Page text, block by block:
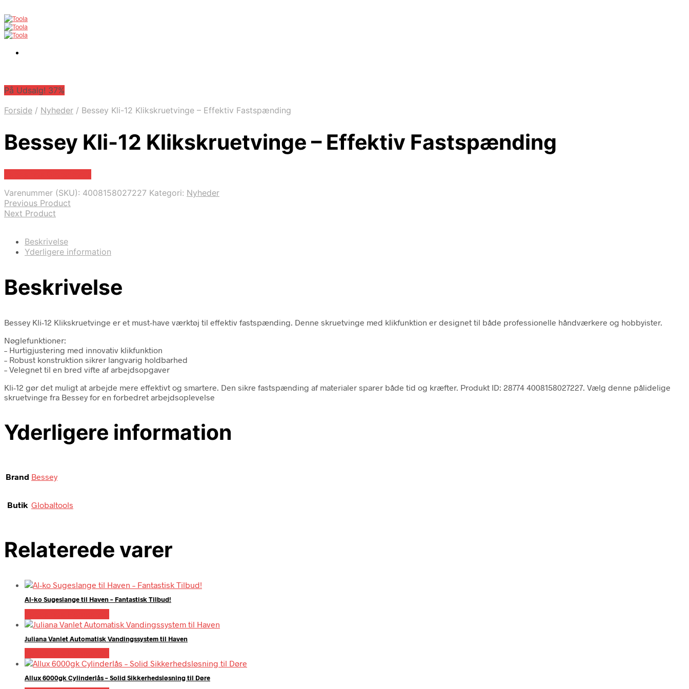
På Udsalg! 37%
Forside / Nyheder / Bessey Kli-12 Klikskruetvinge – Effektiv Fastspænding
Bessey Kli-12 Klikskruetvinge – Effektiv Fastspænding
Varenummer (SKU): 4008158027227 Kategori: Nyheder
Previous Product
Next Product
Beskrivelse
Yderligere information
Beskrivelse
Bessey Kli-12 Klikskruetvinge er et must-have værktøj til effektiv fastspænding. Denne skruetvinge med klikfunktion er designet til både professionelle håndværkere og hobbyister.
Nøglefunktioner:
– Hurtigjustering med innovativ klikfunktion
– Robust konstruktion sikrer langvarig holdbarhed
– Velegnet til en bred vifte af arbejdsopgaver
Kli-12 gør det muligt at arbejde mere effektivt og smartere. Den sikre fastspænding af materialer sparer både tid og kræfter. Produkt ID: 28774 4008158027227. Vælg denne pålidelige
skruetvinge fra Bessey for en forbedret arbejdsoplevelse
Yderligere information
Brand Bessey
Butik Globaltools
Relaterede varer
Al-ko Sugeslange til Haven – Fantastisk Tilbud!
Juliana Vanlet Automatisk Vandingssystem til Haven
Allux 6000gk Cylinderlås – Solid Sikkerhedsløsning til Døre